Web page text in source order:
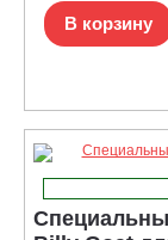
В корзину